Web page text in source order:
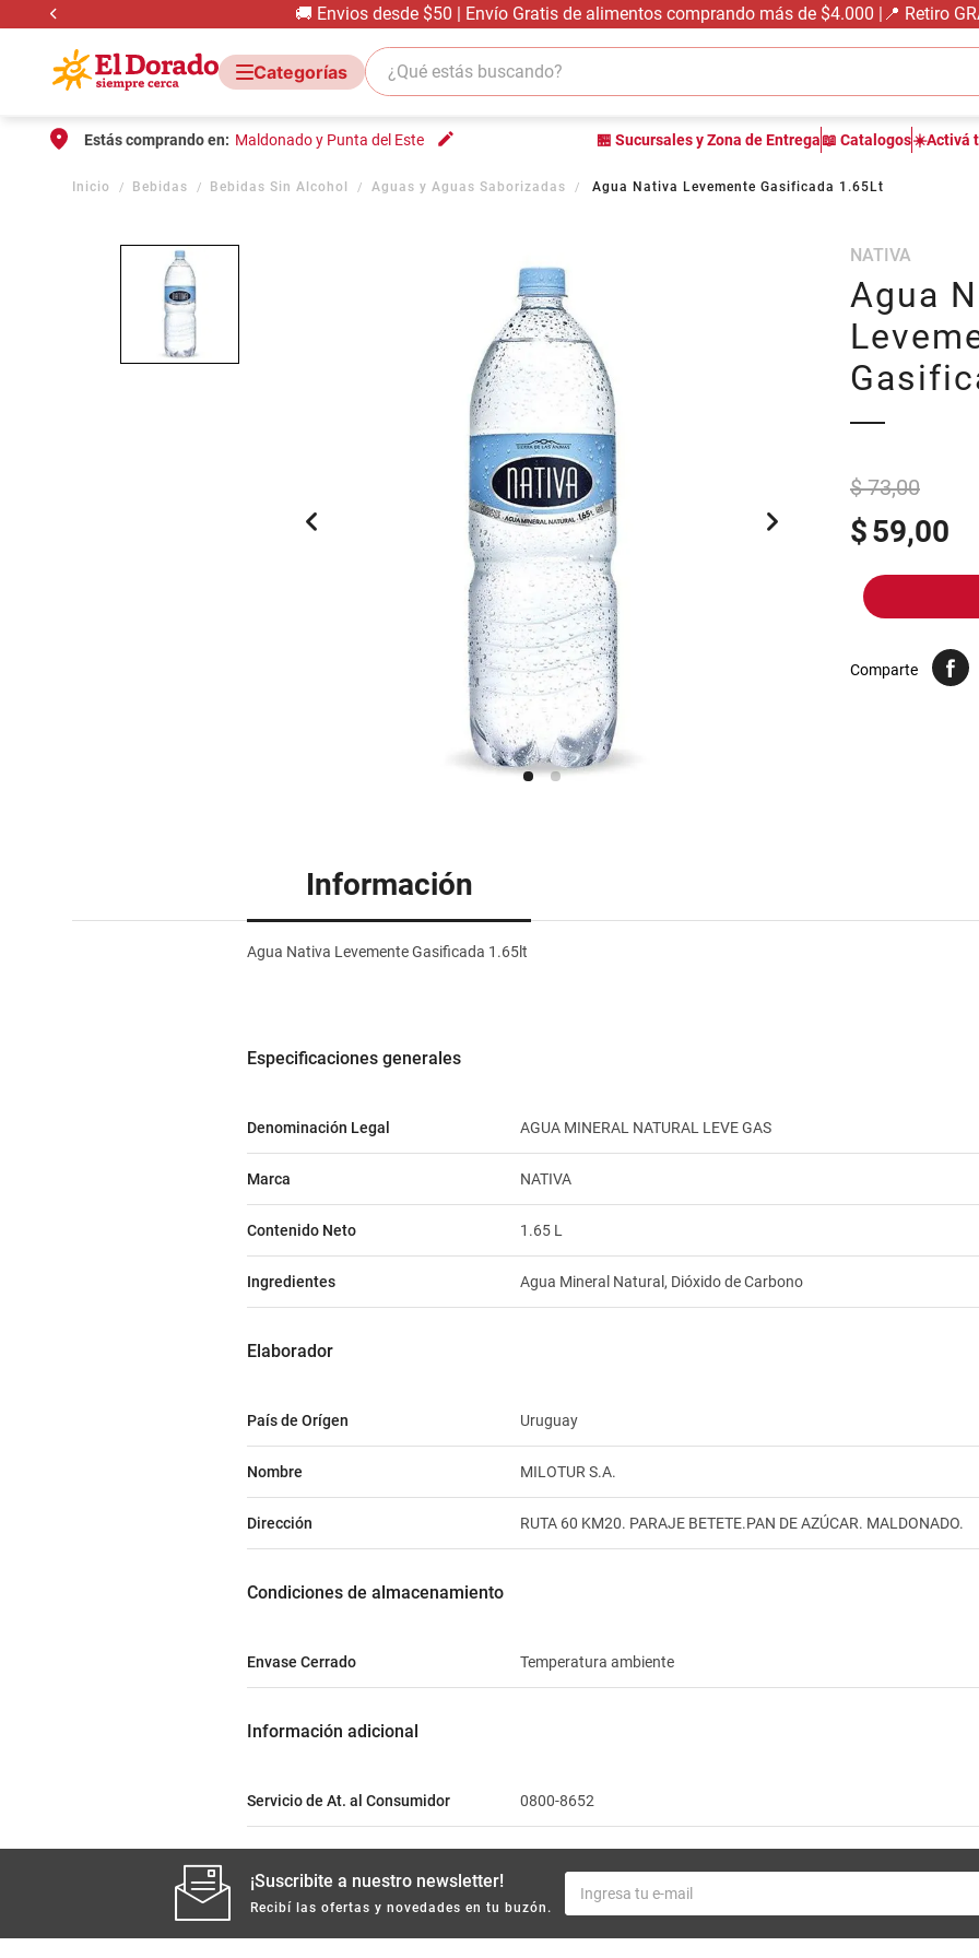
🚚 Envios desde $50 | Envío Gratis de alimentos comprando más de $4.000 |📍 Retiro
¿Qué estás buscando?
Estás comprando en: Maldonado y Punta del Este 🏪 Sucursales y Zona de Entrega📖 Catalogos☀️Activá
Bebidas Bebidas Sin Alcohol Aguas y Aguas Saborizadas Agua Nativa Levemente Gasificada 1.65Lt
NATIVA
Agua
$ 73,00
$59,00
Comparte
Información
Agua Nativa Levemente Gasificada 1.65lt
especificaciones generales
Denominación Legal AGUA MINERAL NATURAL LEVE GAS
Marca NATIVA
Contenido Neto 1.65 L
Ingredientes Agua Mineral Natural, Dióxido de Carbono
elaborador
País de Orígen Uruguay
Nombre MILOTUR S.A.
Dirección RUTA 60 KM20. PARAJE BETETE.PAN DE AZÚCAR. MALDONADO.
condiciones de almacenamiento
Envase Cerrado Temperatura ambiente
información adicional
Servicio de At. al Consumidor 0800-8652
¡Suscribite a nuestro newsletter!
Recibí las ofertas y novedades en tu buzón.
1. carne carnicería
2. leche
aceite
fideos
yerba